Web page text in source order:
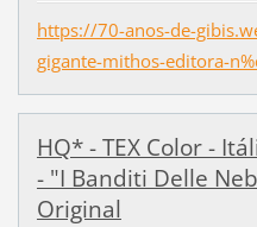
https://70-anos-de-
gigante-mithos-editora-
HQ* - TEX Color -
- "I Banditi Delle
Original